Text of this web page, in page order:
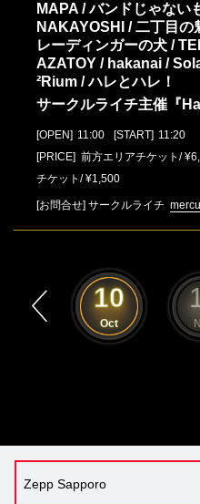
MAPA / バンドじゃない
NAKAYOSHI / 二丁目の
レーディンガーの犬 /
AZATOY / hakanai /
²Rium / ハレとハレ！
サークルライチ主催『
[OPEN] 11:00 [START] 11:20
[PRICE] 前方エリアチケット/
チケット/ ¥1,500
[お問合せ] サークルライチ
10
Oct
Zepp Sapporo